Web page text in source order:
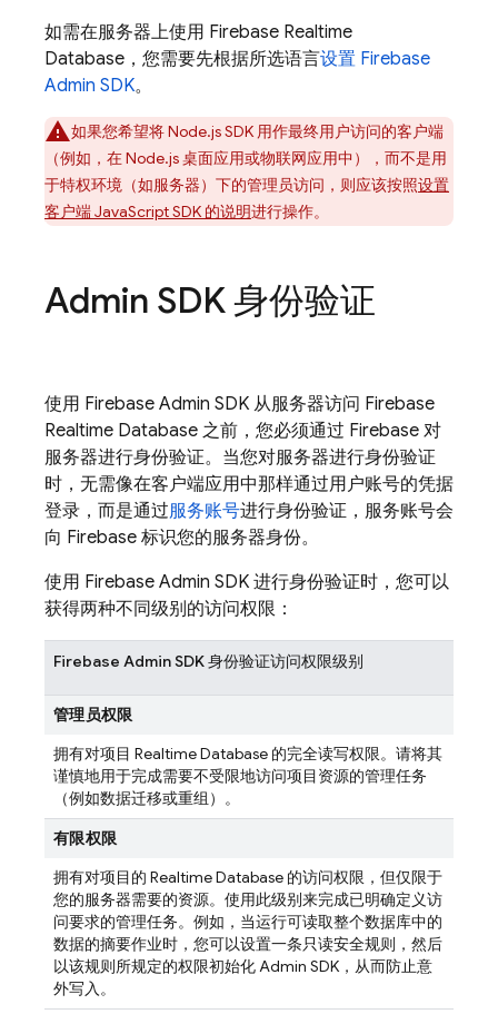
如需在服务器上使用 Firebase Realtime
Database，您需要先根据所选语言设置 Firebase
Admin SDK。
如果您希望将 Node.js SDK 用作最终用户访问的客户端
（例如，在 Node.js 桌面应用或物联网应用中），而不是用
于特权环境（如服务器）下的管理员访问，则应该按照设置
客户端 JavaScript SDK 的说明进行操作。
Admin SDK 身份验证
使用 Firebase Admin SDK 从服务器访问 Firebase
Realtime Database 之前，您必须通过 Firebase 对
服务器进行身份验证。当您对服务器进行身份验证
时，无需像在客户端应用中那样通过用户账号的凭据
登录，而是通过服务账号进行身份验证，服务账号会
向 Firebase 标识您的服务器身份。
使用 Firebase Admin SDK 进行身份验证时，您可以
获得两种不同级别的访问权限：
Firebase Admin SDK 身份验证访问权限级别
管理员权限
拥有对项目 Realtime Database 的完全读写权限。请将其
谨慎地用于完成需要不受限地访问项目资源的管理任务
（例如数据迁移或重组）。
有限权限
拥有对项目的 Realtime Database 的访问权限，但仅限于
您的服务器需要的资源。使用此级别来完成已明确定义访
问要求的管理任务。例如，当运行可读取整个数据库中的
数据的摘要作业时，您可以设置一条只读安全规则，然后
以该规则所规定的权限初始化 Admin SDK，从而防止意
外写入。